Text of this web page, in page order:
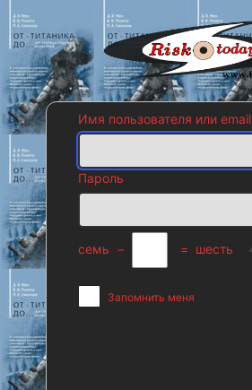
Войти
Имя пользователя или email
Пароль
семь − = шесть
Запомнить меня